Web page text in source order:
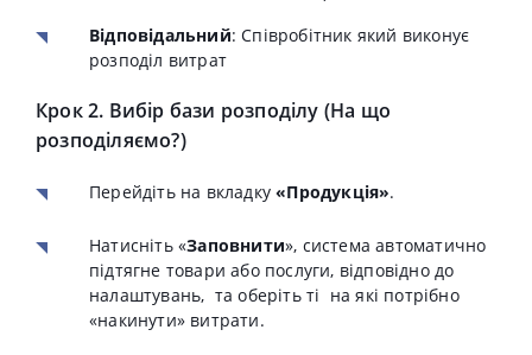
Відповідальний: Співробітник який виконує
розподіл витрат
Крок 2. Вибір бази розподілу (На що
розподіляємо?)
Перейдіть на вкладку«Продукція».
Натисніть «Заповнити», система автоматично
підтягне товари або послуги, відповідно до
налаштувань, та оберіть ті на які потрібно
«накинути» витрати.